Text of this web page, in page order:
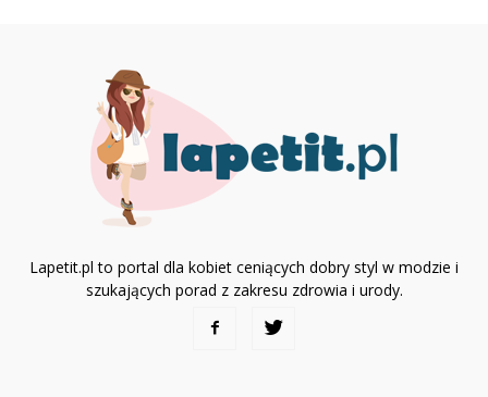
Lapetit.pl to portal dla kobiet ceniących dobry styl w modzie i
szukających porad z zakresu zdrowia i urody.